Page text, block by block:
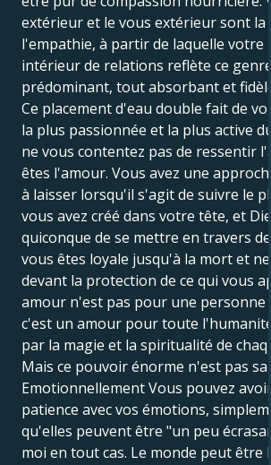
extérieur et le vous extérieur sont la
l'empathie, à partir de laquelle votre
intérieur de relations reflète ce genre
prédominant, tout absorbant et fidèle.
Ce placement d'eau double fait de
la plus passionnée et la plus active du
ne vous contentez pas de ressentir
êtes l'amour. Vous avez une
à laisser lorsqu'il s'agit de suivre le
vous avez créé dans votre tête, et
quiconque de se mettre en travers de
vous êtes loyale jusqu'à la mort et ne
devant la protection de ce qui vous
amour n'est pas pour une personne
c'est un amour pour toute
par la magie et la spiritualité de
Mais ce pouvoir énorme n'est pas
Emotionnellement Vous pouvez avoir
patience avec vos émotions,
qu'elles peuvent être "un peu
moi en tout cas. Le monde peut être